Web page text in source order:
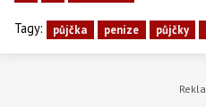
Tagy: půjčka peníze půjčky